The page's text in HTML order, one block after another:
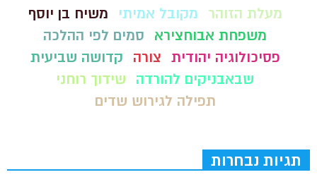
מעלת הזוהר
מקובל אמיתי
משיח בן יוסף
משפחת אבוחצירא
סמים לפי ההלכה
פסיכולוגיה יהודית צורה
קדושה שביעית
שבאבניקים להורדה
שידוך רוחני
תפילה לגירוש שדים
תגיות נבחרות